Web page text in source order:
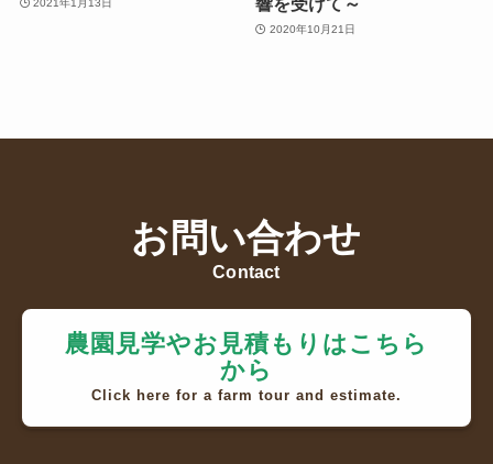
2021年1月13日
2020年10月21日
お問い合わせ
Contact
農園見学やお見積もりはこちら
から
Click here for a farm tour and estimate.